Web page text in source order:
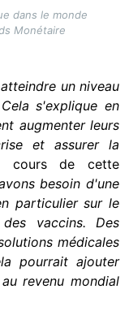
dans le monde
Monétaire
un niveau
s'explique en
augmenter leurs
et assurer la
cours de cette
besoin d'une
particulier sur le
vaccins. Des
médicales
pourrait ajouter
revenu mondial